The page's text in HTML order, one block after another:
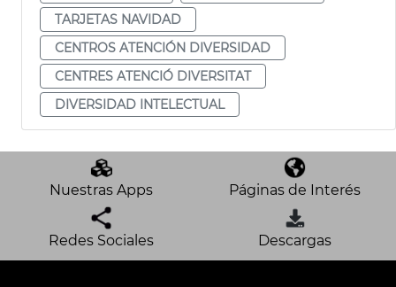
TARJETAS NAVIDAD
CENTROS ATENCIÓN DIVERSIDAD
CENTRES ATENCIÓ DIVERSITAT
DIVERSIDAD INTELECTUAL
Nuestras Apps Páginas de Interés
Redes Sociales Descargas